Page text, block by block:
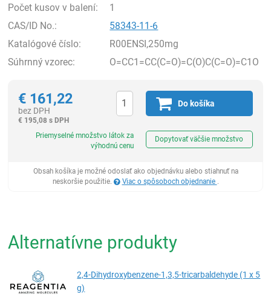
Počet kusov v balení:
1
CAS/ID No.:
58343-11-6
Katalógové číslo:
R00ENSI,250mg
Súhrnný vzorec:
O=CC1=CC(C=O)=C(O)C(C=O)=C1O
€ 161,22
bez DPH
€ 195,08 s DPH
Do košíka
Priemyselné množstvo látok za
výhodnú cenu
Dopytovať väčšie množstvo
Obsah košíka je možné odoslať ako objednávku alebo stiahnuť na
neskoršie použitie.
Viac o spôsoboch objednanie .
Alternatívne produkty
2,4-Dihydroxybenzene-1,3,5-tricarbaldehyde (1 x 5
g)